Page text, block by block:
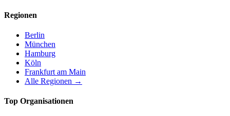
Regionen
Berlin
München
Hamburg
Köln
Frankfurt am Main
Alle Regionen →
Top Organisationen